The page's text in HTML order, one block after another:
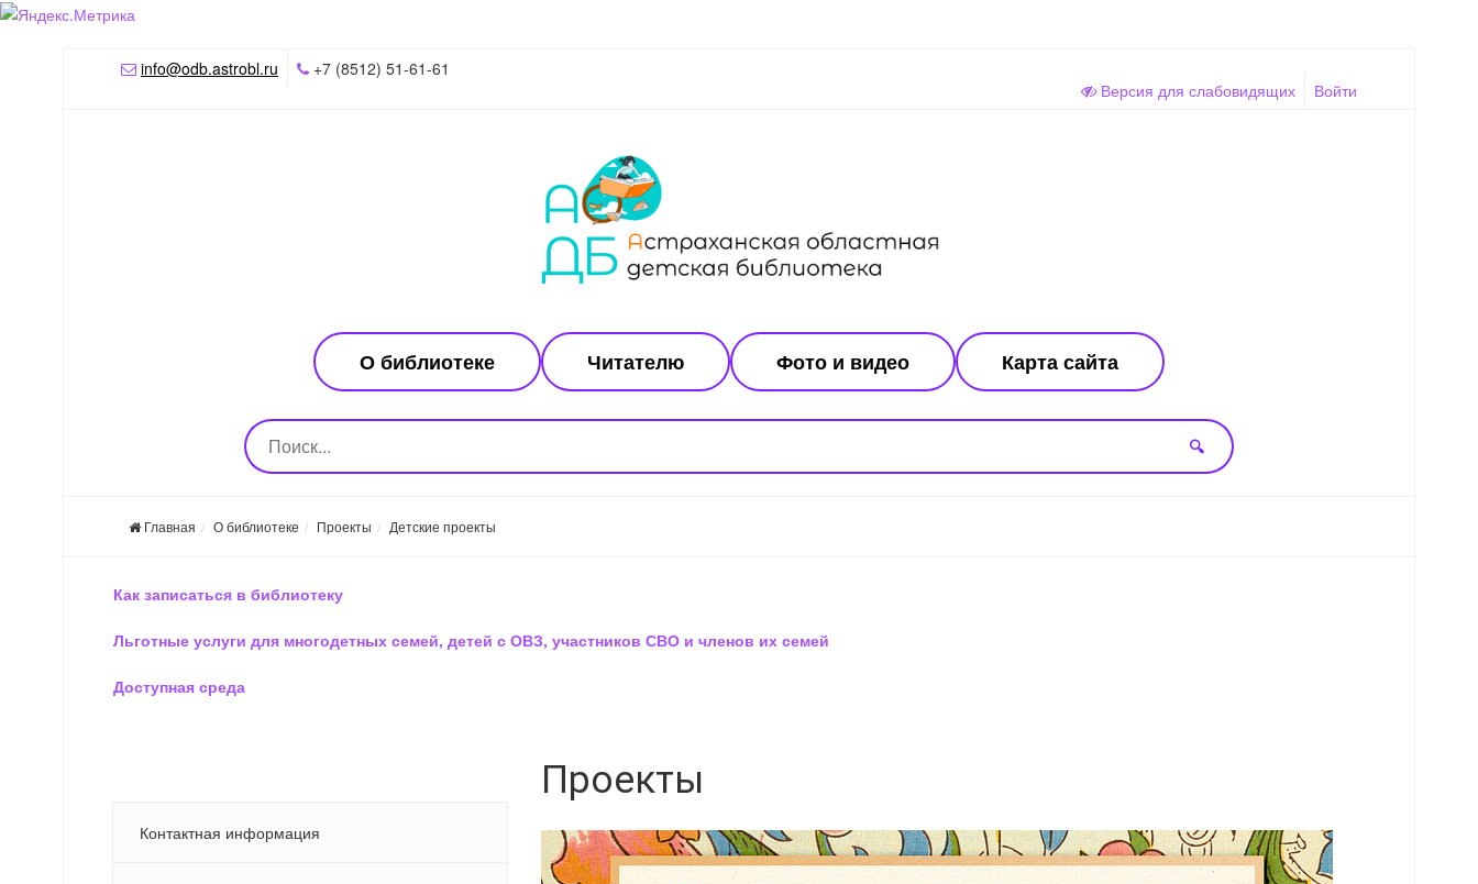
info@odb.astrobl.ru
+7 (8512) 51-61-61
Версия для слабовидящих
Войти
О библиотеке Читателю Фото и видео Карта сайта
🔍
Главная О библиотеке Проекты Детские проекты
Как записаться в библиотеку
Льготные услуги для многодетных семей, детей с ОВЗ, участников СВО и членов их семей
Доступная среда
Контактная информация
Проекты